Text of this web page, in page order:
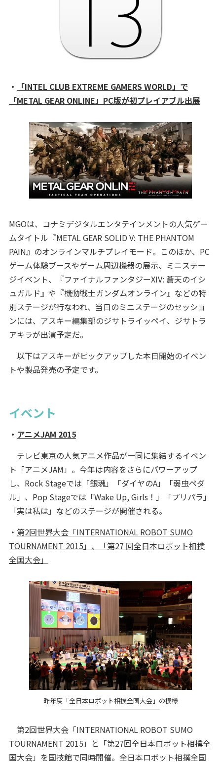
・
「INTEL CLUB EXTREME GAMERS WORLD」で
「METAL GEAR ONLINE」PC版が初プレイアブル出展
MGOは、コナミデジタルエンタテインメントの人気ゲー
ムタイトル『METAL GEAR SOLID V: THE PHANTOM
PAIN』のオンラインマルチプレイモード。このほか、PC
ゲーム体験ブースやゲーム周辺機器の展示、ミニステー
ジイベント、『ファイナルファンタジーXIV: 蒼天のイシ
ュガルド』や『機動戦士ガンダムオンライン』などの特
別ステージが行なわれ、当日のミニステージのセッショ
ンには、アスキー編集部のジサトライッペイ、ジサトラ
アキラが出演予定だ。
以下はアスキーがピックアップした本日開始のイベン
トや製品発売の予定です。
イベント
・ アニメJAM 2015
テレビ東京の人気アニメ作品が一同に集結するイベン
ト「アニメJAM」。今年は内容をさらにパワーアップ
し、Rock Stageでは「銀魂」「ダイヤのA」「弱虫ペダ
ル」、Pop Stageでは「Wake Up, Girls！」「プリパラ」
「実は私は」などのステージが開催される。
・ 第2回世界大会「INTERNATIONAL ROBOT SUMO
TOURNAMENT 2015」、「第27 回全日本ロボット相撲
全国大会」
昨年度「全日本ロボット相撲全国大会」の模様
第2回世界大会「INTERNATIONAL ROBOT SUMO
TOURNAMENT 2015」と「第27回全日本ロボット相撲全
国大会」を国技館で同時開催。全日本ロボット相撲全国